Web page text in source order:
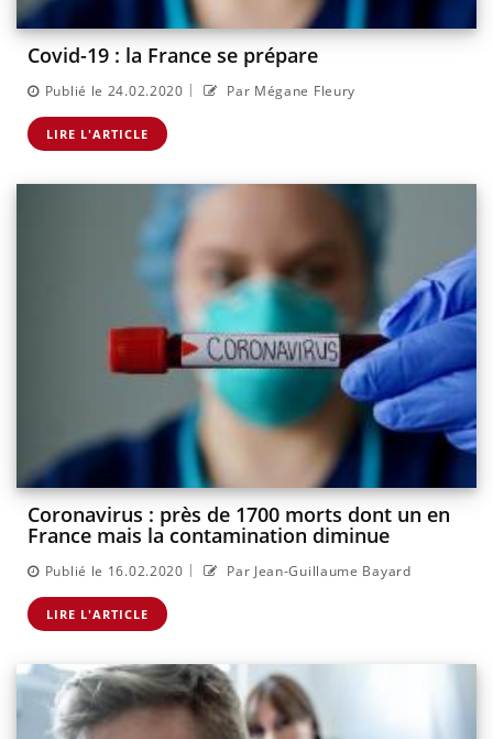
Covid-19 : la France se prépare
Publié le 24.02.2020 | Par Mégane Fleury
LIRE L'ARTICLE
Coronavirus : près de 1700 morts dont un en
France mais la contamination diminue
Publié le 16.02.2020 | Par Jean-Guillaume Bayard
LIRE L'ARTICLE